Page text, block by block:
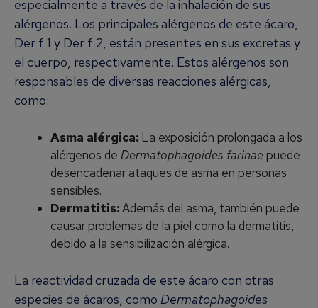
especialmente a través de la inhalación de sus
alérgenos. Los principales alérgenos de este ácaro,
Der f 1 y Der f 2, están presentes en sus excretas y
el cuerpo, respectivamente. Estos alérgenos son
responsables de diversas reacciones alérgicas,
como:
Asma alérgica: La exposición prolongada a los
alérgenos de Dermatophagoides farinae puede
desencadenar ataques de asma en personas
sensibles.
Dermatitis:Además del asma, también puede
causar problemas de la piel como la dermatitis,
debido a la sensibilización alérgica.
La reactividad cruzada de este ácaro con otras
especies de ácaros, como Dermatophagoides